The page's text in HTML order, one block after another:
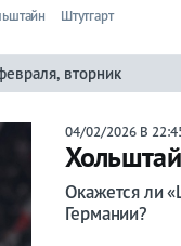
Штутгарт
вторник
04/02/2026 В
Окажется ли
Германии?